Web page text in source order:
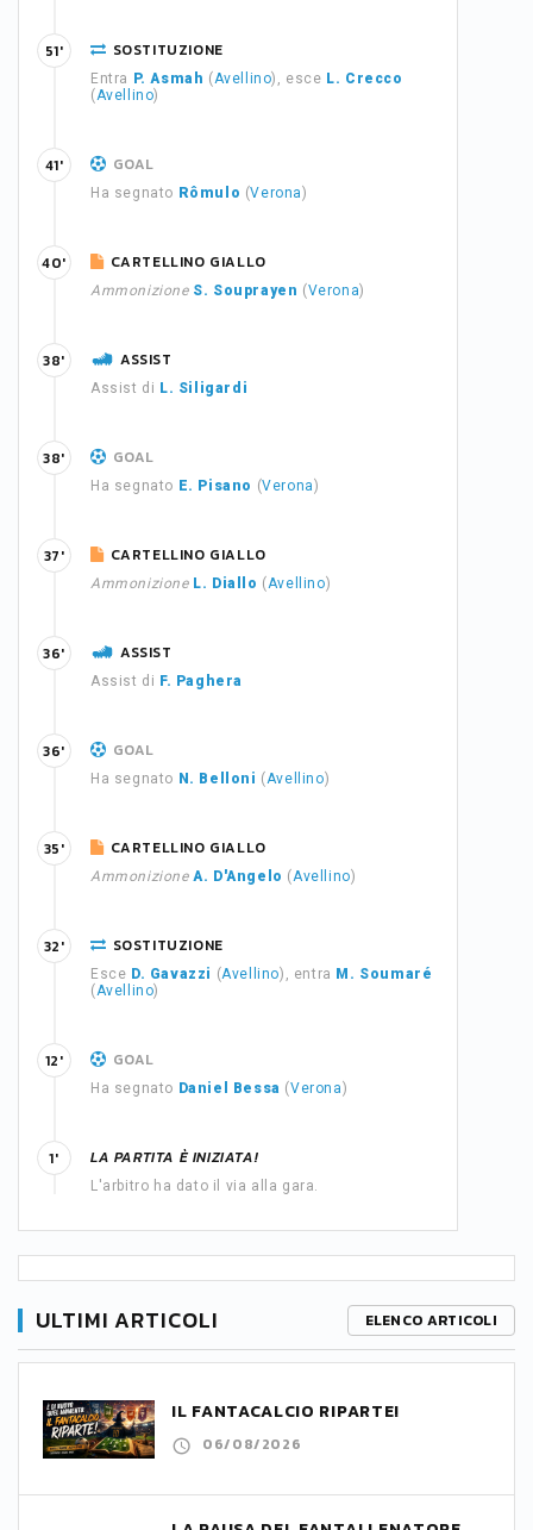
SOSTITUZIONE
Entra P. Asmah (Avellino), esce L. Crecco
(Avellino)
51'
GOAL
Ha segnato Rômulo (Verona)
41'
CARTELLINO GIALLO
Ammonizione S. Souprayen (Verona)
40'
ASSIST
Assist di L. Siligardi
38'
GOAL
Ha segnato E. Pisano (Verona)
38'
CARTELLINO GIALLO
Ammonizione L. Diallo (Avellino)
37'
ASSIST
Assist di F. Paghera
36'
GOAL
Ha segnato N. Belloni (Avellino)
36'
CARTELLINO GIALLO
Ammonizione A. D'Angelo (Avellino)
35'
SOSTITUZIONE
Esce D. Gavazzi (Avellino), entra M. Soumaré
(Avellino)
32'
GOAL
Ha segnato Daniel Bessa (Verona)
12'
LA PARTITA È INIZIATA!
L'arbitro ha dato il via alla gara.
1'
ULTIMI ARTICOLI ELENCO ARTICOLI
IL FANTACALCIO RIPARTE!
06/08/2026